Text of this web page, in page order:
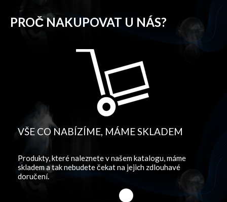
PROČ NAKUPOVAT U NÁS?
VŠE CO NABÍZÍME, MÁME SKLADEM
Produkty, které naleznete v našem katalogu, máme
skladem a tak nebudete čekat na jejich zdlouhavé
doručení.